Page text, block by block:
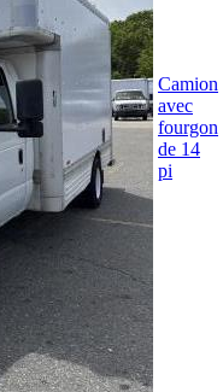
Camion
avec
fourgon
de 14
pi